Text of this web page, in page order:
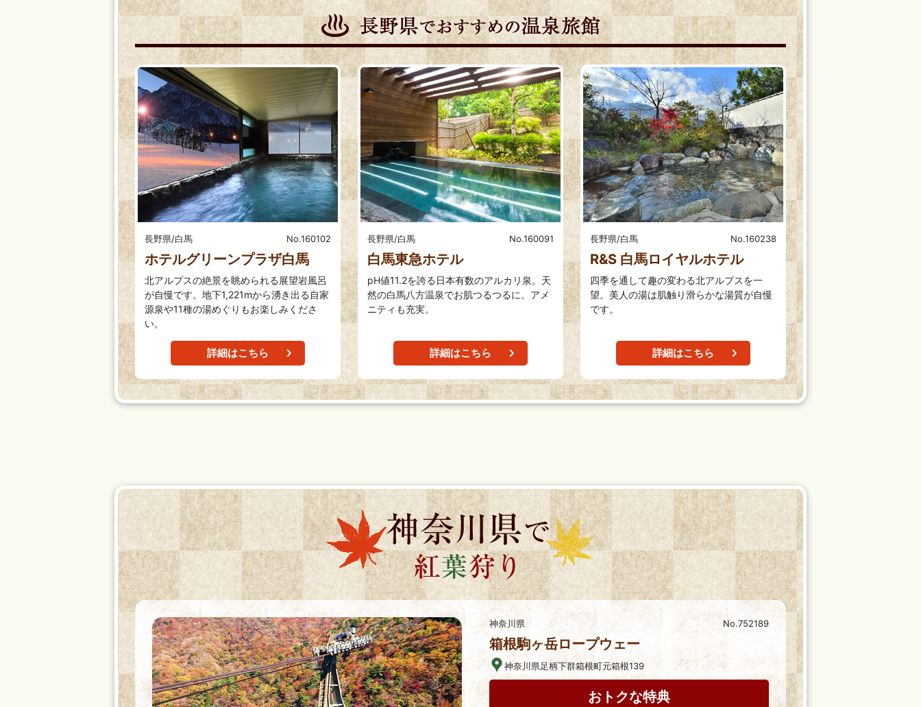
長野県/白馬 No.160102
ホテルグリーンプラザ白馬
北アルプスの絶景を眺められる展望岩風呂
が自慢です。地下1,221mから湧き出る自家
源泉や11種の湯めぐりもお楽しみくださ
い。
詳細はこちら
長野県/白馬 No.160091
白馬東急ホテル
pH値11.2を誇る日本有数のアルカリ泉。天
然の白馬八方温泉でお肌つるつるに。アメ
ニティも充実。
詳細はこちら
長野県/白馬 No.160238
R&S 白馬ロイヤルホテル
四季を通して趣の変わる北アルプスを一
望。美人の湯は肌触り滑らかな湯質が自慢
です。
詳細はこちら
神奈川県 No.752189
箱根駒ヶ岳ロープウェー
神奈川県足柄下群箱根町元箱根139
おトクな特典